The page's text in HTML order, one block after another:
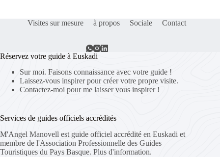
Visites sur mesure à propos Sociale Contact
Réservez votre guide à Euskadi
Sur moi. Faisons connaissance avec votre guide !
Laissez-vous inspirer pour créer votre propre visite.
Contactez-moi pour me laisser vous inspirer !
Services de guides officiels accrédités
M'Angel Manovell est guide officiel accrédité en Euskadi et
membre de l'Association Professionnelle des Guides
Touristiques du Pays Basque. Plus d'information.